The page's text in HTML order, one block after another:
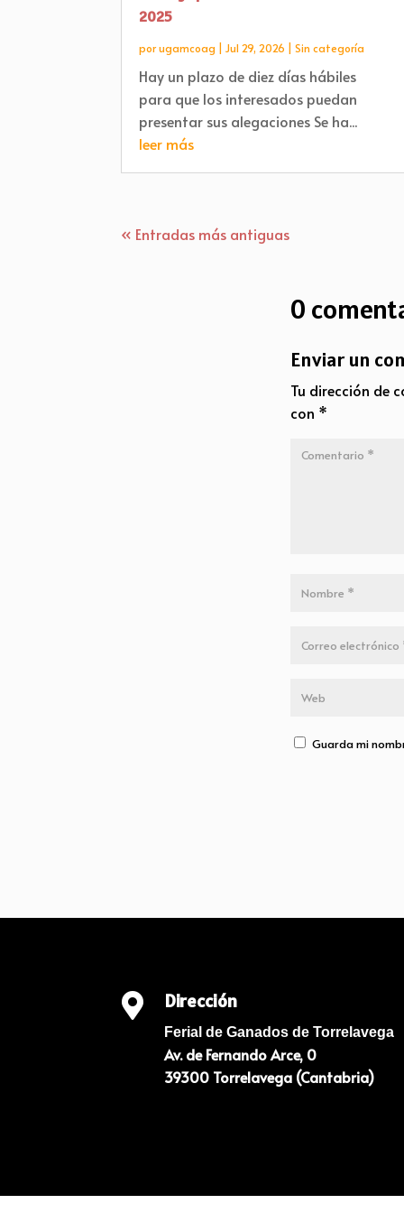
2025
porugamcoag |Jul 29, 2026 |Sin categoría
Hay un plazo de diez días hábiles
para que los interesados puedan
presentar sus alegaciones Se ha...
leer más
« Entradas más antiguas
0
Enviar un
Tu dirección de
con *
Guarda mi
 Dirección
Ferial de Ganados de Torrelavega
Av. de Fernando Arce, 0
39300 Torrelavega (Cantabria)